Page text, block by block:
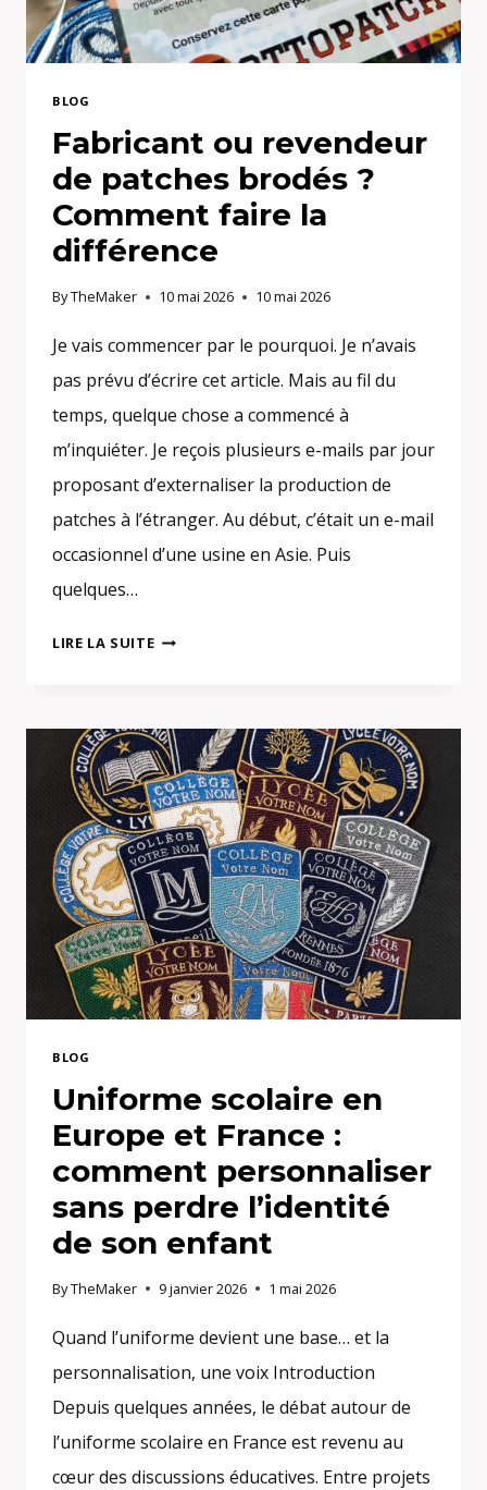
BLOG
Fabricant ou revendeur
de patches brodés ?
Comment faire la
différence
ByTheMaker 10 mai 2026 10 mai 2026
Je vais commencer par le pourquoi. Je n’avais
pas prévu d’écrire cet article. Mais au fil du
temps, quelque chose a commencé à
m’inquiéter. Je reçois plusieurs e-mails par jour
proposant d’externaliser la production de
patches à l’étranger. Au début, c’était un e-mail
occasionnel d’une usine en Asie. Puis
quelques…
LIRE LA SUITEFABRICANT
PATCHES
BRODÉS
?
COMMENT
FAIRE
LA
DIFFÉRENCE
BLOG
Uniforme scolaire en
Europe et France :
comment personnaliser
sans perdre l’identité
de son enfant
ByTheMaker 9 janvier 2026 1 mai 2026
Quand l’uniforme devient une base… et la
personnalisation, une voix Introduction
Depuis quelques années, le débat autour de
l’uniforme scolaire en France est revenu au
cœur des discussions éducatives. Entre projets